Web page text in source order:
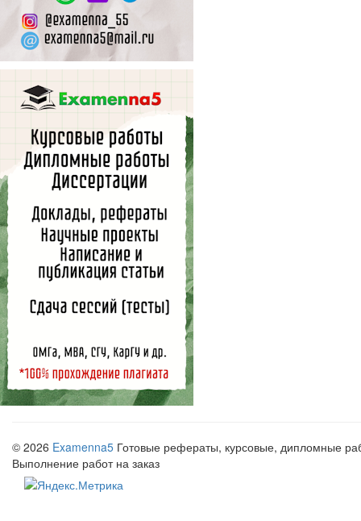
© 2026 Examenna5 Готовые рефераты, курсовые, дипломные
Выполнение работ на заказ